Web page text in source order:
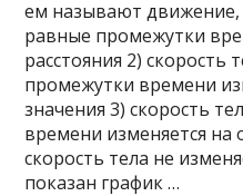
ем называют движение,
равные промежутки
расстояния 2) скорость
промежутки времени
значения 3) скорость
времени из­меняется на
скорость тела не
показан график …